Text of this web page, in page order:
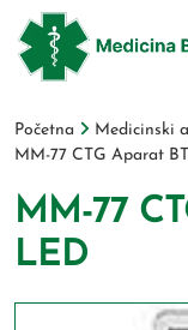
Početna Medicinski
MM-77 CTG Aparat
MM-77
LED